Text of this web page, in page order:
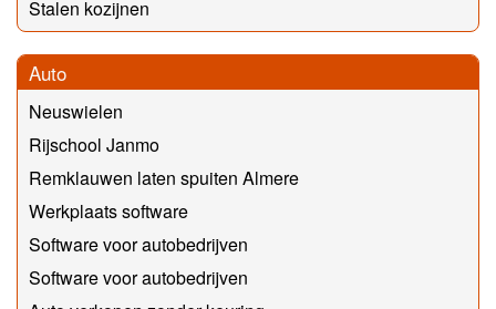
Stalen kozijnen
Auto
Neuswielen
Rijschool Janmo
Remklauwen laten spuiten Almere
Werkplaats software
Software voor autobedrijven
Software voor autobedrijven